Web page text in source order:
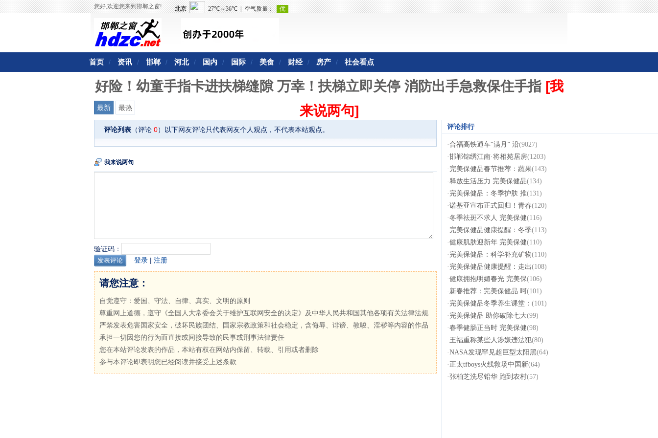
您好,欢迎您来到邯郸之窗!
首页 / 资讯 / 邯郸 / 河北 / 国内 / 国际 / 美食 / 财经 / 房产 / 社会看点
好险！幼童手指卡进扶梯缝隙 万幸！扶梯立即关停 消防出手急救保住手指 [我
来说两句]
最新 最热
评论列表 （评论 0）以下网友评论只代表网友个人观点，不代表本站观点。
我来说两句
验证码：
登录 | 注册
请您注意：
自觉遵守：爱国、守法、自律、真实、文明的原则
尊重网上道德，遵守《全国人大常委会关于维护互联网安全的决定》及中华人民共和国其他各项有关法律法规
严禁发表危害国家安全，破坏民族团结、国家宗教政策和社会稳定，含侮辱、诽谤、教唆、淫秽等内容的作品
承担一切因您的行为而直接或间接导致的民事或刑事法律责任
您在本站评论发表的作品，本站有权在网站内保留、转载、引用或者删除
参与本评论即表明您已经阅读并接受上述条款
评论排行
·合福高铁通车“满月” 沿(9027)
·邯郸锦绣江南·将相苑居房(1203)
· 完美保健品春节推荐：蔬果(143)
·释放生活压力 完美保健品(134)
· 完美保健品：冬季护肤 推(131)
·诺基亚宣布正式回归！青春(120)
·冬季祛斑不求人 完美保健(116)
· 完美保健品健康提醒：冬季(113)
·健康肌肤迎新年 完美保健(110)
· 完美保健品：科学补充矿物(110)
· 完美保健品健康提醒：走出(108)
·健康拥抱明媚春光 完美保(106)
· 新春推荐：完美保健品 呵 (101)
· 完美保健品冬季养生课堂： (101)
· 完美保健品 助你破除七大(99)
·春季健肠正当时 完美保健(98)
· 王福重称某些人涉嫌违法犯(80)
·NASA发现罕见超巨型太阳黑(64)
· 正太tfboys火线救场中国新(64)
·张柏芝洗尽铅华 跑到农村(57)